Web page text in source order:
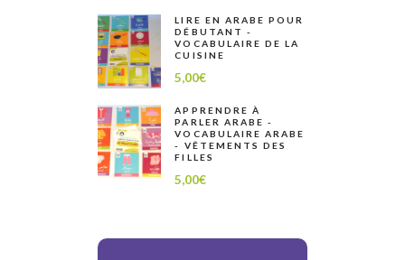
LIRE EN ARABE POUR
DÉBUTANT -
VOCABULAIRE DE LA
CUISINE
5,00€
APPRENDRE À
PARLER ARABE -
VOCABULAIRE ARABE
- VÊTEMENTS DES
FILLES
5,00€